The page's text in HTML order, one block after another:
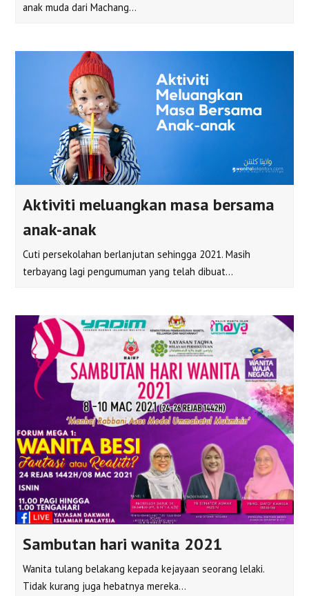
anak muda dari Machang…
Aktiviti meluangkan masa bersama
anak-anak
Cuti persekolahan berlanjutan sehingga 2021. Masih
terbayang lagi pengumuman yang telah dibuat…
Sambutan hari wanita 2021
Wanita tulang belakang kepada kejayaan seorang lelaki.
Tidak kurang juga hebatnya mereka…